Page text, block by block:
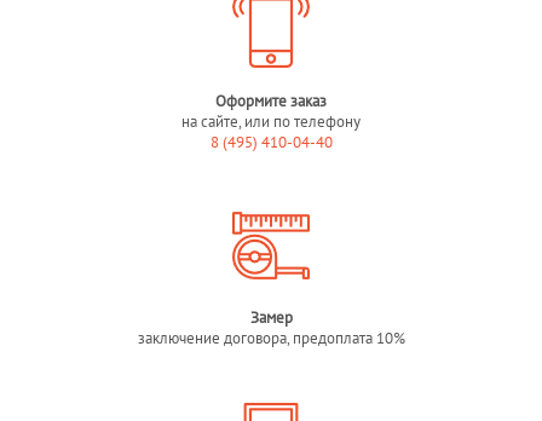
Оформите заказ
на сайте, или по телефону
8 (495) 410-04-40
Замер
заключение договора, предоплата 10%